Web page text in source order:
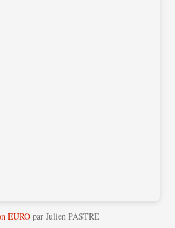
EURO par Julien PASTRE